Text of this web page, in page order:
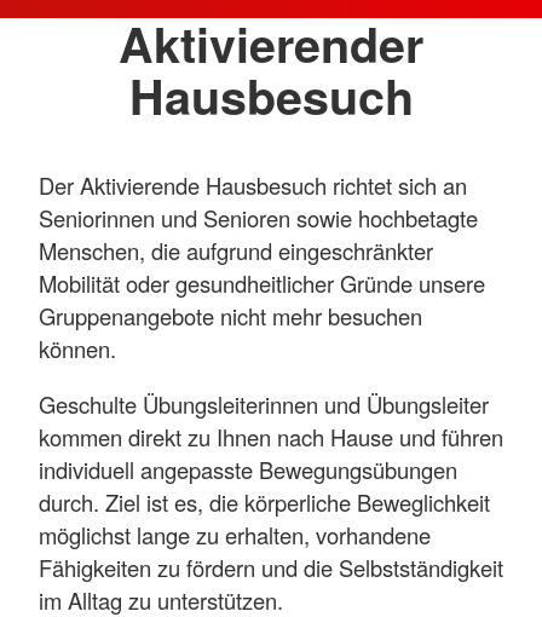
Aktivierender
Hausbesuch
Der Aktivierende Hausbesuch richtet sich an
Seniorinnen und Senioren sowie hochbetagte
Menschen, die aufgrund eingeschränkter
Mobilität oder gesundheitlicher Gründe unsere
Gruppenangebote nicht mehr besuchen
können.
Geschulte Übungsleiterinnen und Übungsleiter
kommen direkt zu Ihnen nach Hause und führen
individuell angepasste Bewegungsübungen
durch. Ziel ist es, die körperliche Beweglichkeit
möglichst lange zu erhalten, vorhandene
Fähigkeiten zu fördern und die Selbstständigkeit
im Alltag zu unterstützen.